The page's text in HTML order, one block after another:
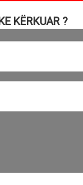
KËRKUAR ?